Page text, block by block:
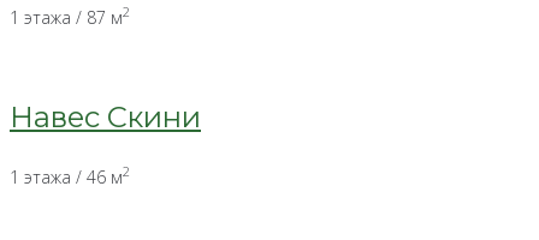
1 этажа / 87 м2
Навес Скини
1 этажа / 46 м2